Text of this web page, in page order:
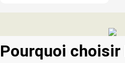
Pourquoi choisir